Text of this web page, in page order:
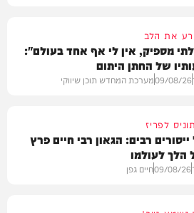
את הלב
מספיק, אין לי אף אחד בעולם":
של החתן היתום
09/08/26מערכת המחדש תוכן שיווקי
לפריז
רבים: הגאון רבי חיים פרץ
הלך לעולמו
09/08/26חיים גפן